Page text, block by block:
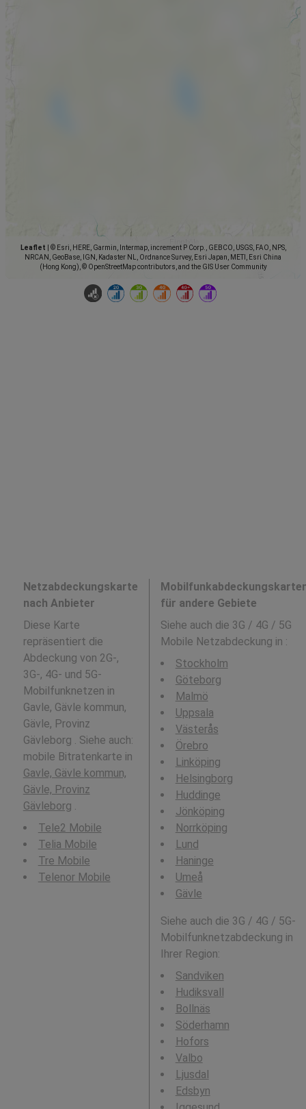
Leaflet
© Esri, HERE, Garmin, Intermap, increment P Corp., GEBCO, USGS, FAO, NPS,
NRCAN, GeoBase, IGN, Kadaster NL, Ordnance Survey, Esri Japan, METI, Esri China
(Hong Kong), © OpenStreetMap contributors, and the GIS User Community
Netzabdeckungskarte
nach Anbieter
Diese Karte
repräsentiert die
Abdeckung von 2G-,
3G-, 4G- und 5G-
Mobilfunknetzen in
Gavle, Gävle kommun,
Gävle, Provinz
Gävleborg . Siehe auch:
mobile Bitratenkarte in
Gavle, Gävle kommun,
Gävle, Provinz
Gävleborg .
Tele2 Mobile
Telia Mobile
Tre Mobile
Telenor Mobile
für andere Gebiete
Siehe auch die 3G / 4G / 5G
Mobile Netzabdeckung in :
Stockholm
Göteborg
Malmö
Uppsala
Västerås
Örebro
Linköping
Helsingborg
Huddinge
Jönköping
Norrköping
Lund
Haninge
Umeå
Gävle
Siehe auch die 3G / 4G / 5G-
Mobilfunknetzabdeckung in
Ihrer Region:
Sandviken
Hudiksvall
Bollnäs
Söderhamn
Hofors
Valbo
Ljusdal
Edsbyn